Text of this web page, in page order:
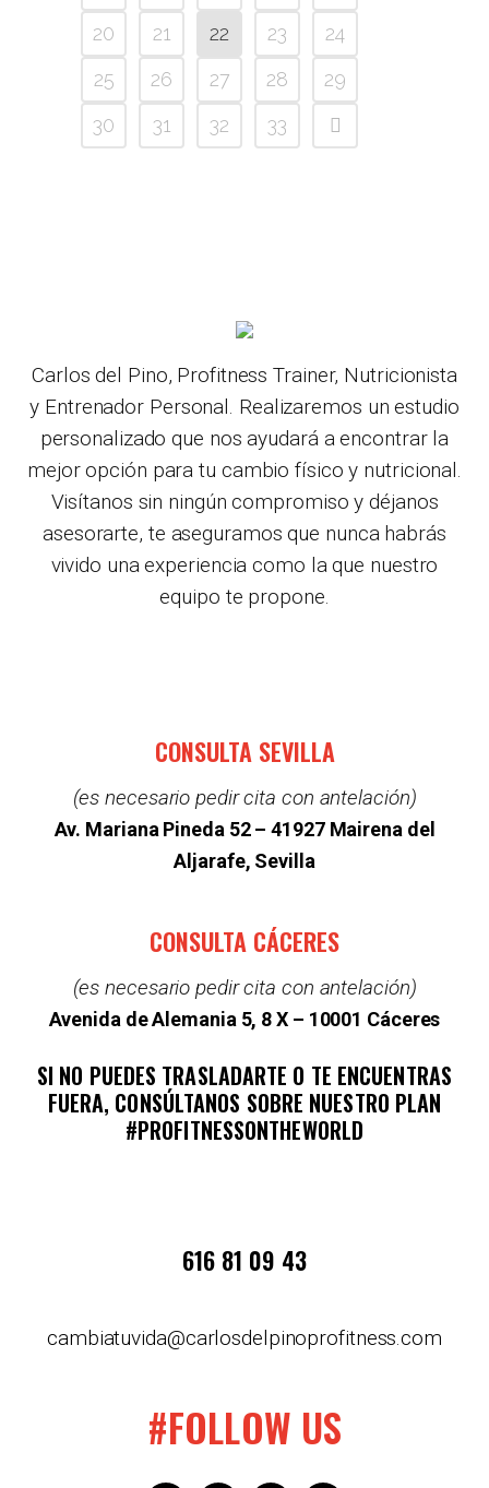
20
21 22 23
24
25
26 27 28
29
30
31 32 33
Carlos del Pino, Profitness Trainer, Nutricionista
y Entrenador Personal. Realizaremos un estudio
personalizado que nos ayudará a encontrar la
mejor opción para tu cambio físico y nutricional.
Visítanos sin ningún compromiso y déjanos
asesorarte, te aseguramos que nunca habrás
vivido una experiencia como la que nuestro
equipo te propone.
CONSULTA SEVILLA
(es necesario pedir cita con antelación)
Av. Mariana Pineda 52 –41927 Mairena del
Aljarafe, Sevilla
CONSULTA CÁCERES
(es necesario pedir cita con antelación)
Avenida de Alemania 5, 8 X – 10001 Cáceres
SI NO PUEDES TRASLADARTE O TE ENCUENTRAS
FUERA, CONSÚLTANOS SOBRE NUESTRO PLAN
#PROFITNESSONTHEWORLD
616 81 09 43
cambiatuvida@carlosdelpinoprofitness.com
#FOLLOW US